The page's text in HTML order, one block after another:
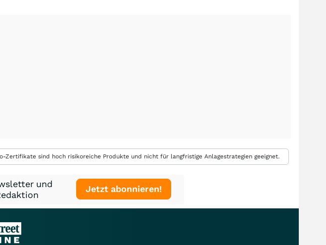
sind hoch risikoreiche Produkte und nicht für langfristige Anlagestrategien geeignet.
und
Jetzt abonnieren!